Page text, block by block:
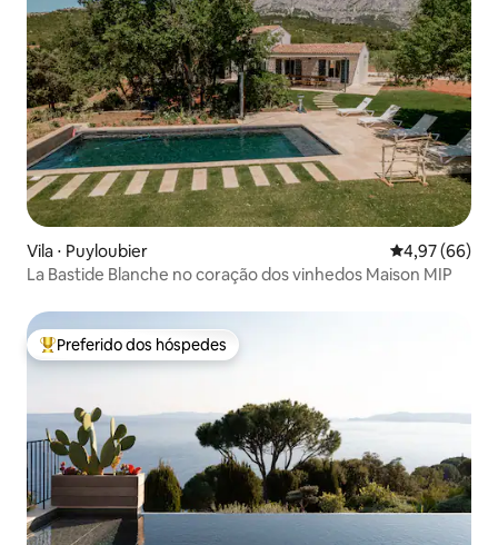
Vila ⋅ Puyloubier 4,97 de uma
4,97 (66)
La Bastide Blanche no coração dos vinhedos Maison MIP
Entre os melhores preferidos dos hóspedes
Preferido dos hóspedes